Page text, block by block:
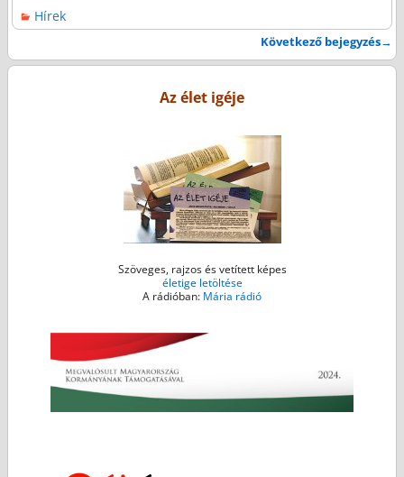
Hírek
Bejegyzés navigáció
Következő bejegyzés→
Az élet igéje
Szöveges, rajzos és vetített képes
életige letöltése
A rádióban: Mária rádió